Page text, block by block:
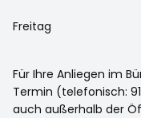
Freitag
Für Ihre Anliegen im
Termin (telefonisch:
auch außerhalb der